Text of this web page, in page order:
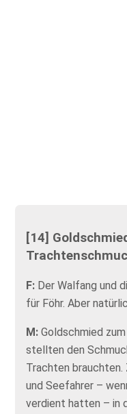
[14]
F: Der Walfang und
für Föhr. Aber
M:Goldschmied
stellten den
Trachten
und Seefahrer –
verdient hatten – in